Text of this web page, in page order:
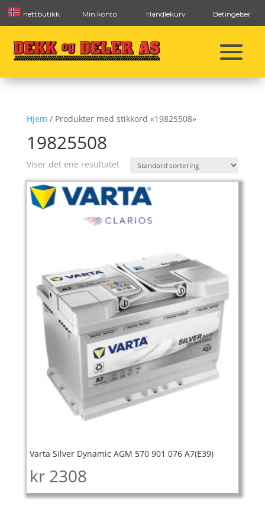
nettbutikk Min konto Handlekurv Betingelser
Hjem / Produkter med stikkord «19825508»
19825508
Viser det ene resultatet
Varta Silver Dynamic AGM 570 901 076 A7(E39)
kr 2308